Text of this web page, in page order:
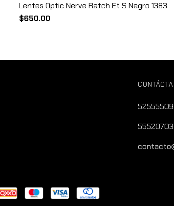
Lentes Optic Nerve Ratch Et S Negro 1383
$650.00